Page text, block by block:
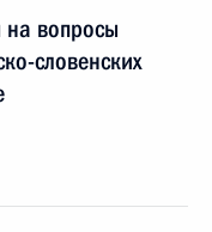
на вопросы
словенских